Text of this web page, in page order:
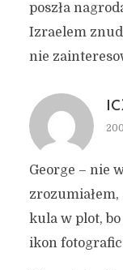
poszła
Izraelem
nie
George – nie
kula w plot,
ikon